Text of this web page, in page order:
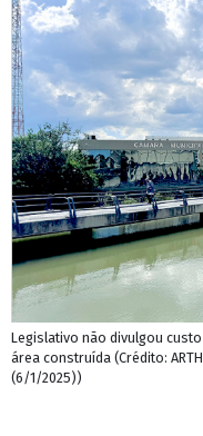
Legislativo não divulgou
área construída (Crédito:
(6/1/2025))